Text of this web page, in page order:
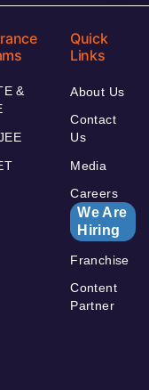
&
Quick
Links
About Us
Contact
Us
Media
Careers
We Are
Hiring
Franchise
Content
Partner